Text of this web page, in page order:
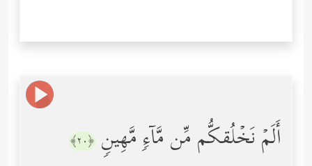
أَلَمۡ نَخۡلُقكُّم مِّن مَّاۤءࣲ مَّهِینࣲ ﴿٢٠﴾